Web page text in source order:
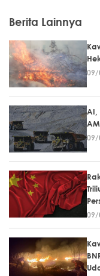
Berita Lainnya
09/
AI,
09/
09/